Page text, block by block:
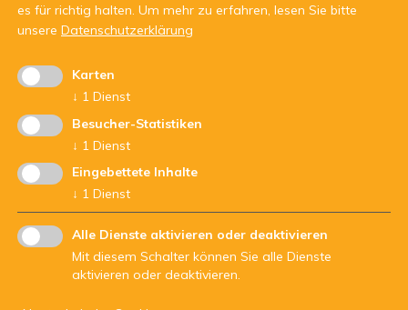
Mit Unterstützung von:
es für richtig halten. Um mehr zu erfahren, lesen Sie bitte
unsere Datenschutzerklärung
Karten
↓ 1 Dienst
Besucher-Statistiken
↓ 1 Dienst
Eingebettete Inhalte
↓ 1 Dienst
Alle Dienste aktivieren oder deaktivieren
Mit diesem Schalter können Sie alle Dienste
aktivieren oder deaktivieren.